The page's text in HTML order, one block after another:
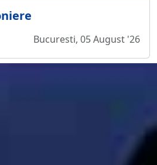
Bucuresti, 05 August '26